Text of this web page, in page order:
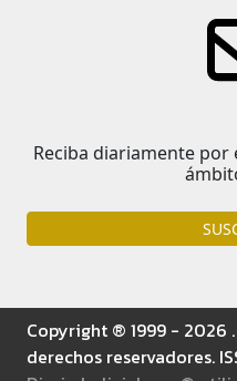
Reciba diariamente por
Copyright ® 1999 - 2026
derechos reservadores.